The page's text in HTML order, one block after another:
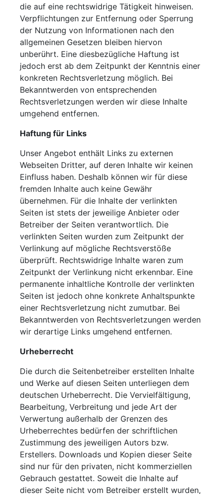
die auf eine rechtswidrige Tätigkeit hinweisen.
Verpflichtungen zur Entfernung oder Sperrung
der Nutzung von Informationen nach den
allgemeinen Gesetzen bleiben hiervon
unberührt. Eine diesbezügliche Haftung ist
jedoch erst ab dem Zeitpunkt der Kenntnis einer
konkreten Rechtsverletzung möglich. Bei
Bekanntwerden von entsprechenden
Rechtsverletzungen werden wir diese Inhalte
umgehend entfernen.
Haftung für Links
Unser Angebot enthält Links zu externen
Webseiten Dritter, auf deren Inhalte wir keinen
Einfluss haben. Deshalb können wir für diese
fremden Inhalte auch keine Gewähr
übernehmen. Für die Inhalte der verlinkten
Seiten ist stets der jeweilige Anbieter oder
Betreiber der Seiten verantwortlich. Die
verlinkten Seiten wurden zum Zeitpunkt der
Verlinkung auf mögliche Rechtsverstöße
überprüft. Rechtswidrige Inhalte waren zum
Zeitpunkt der Verlinkung nicht erkennbar. Eine
permanente inhaltliche Kontrolle der verlinkten
Seiten ist jedoch ohne konkrete Anhaltspunkte
einer Rechtsverletzung nicht zumutbar. Bei
Bekanntwerden von Rechtsverletzungen werden
wir derartige Links umgehend entfernen.
Urheberrecht
Die durch die Seitenbetreiber erstellten Inhalte
und Werke auf diesen Seiten unterliegen dem
deutschen Urheberrecht. Die Vervielfältigung,
Bearbeitung, Verbreitung und jede Art der
Verwertung außerhalb der Grenzen des
Urheberrechtes bedürfen der schriftlichen
Zustimmung des jeweiligen Autors bzw.
Erstellers. Downloads und Kopien dieser Seite
sind nur für den privaten, nicht kommerziellen
Gebrauch gestattet. Soweit die Inhalte auf
dieser Seite nicht vom Betreiber erstellt wurden,